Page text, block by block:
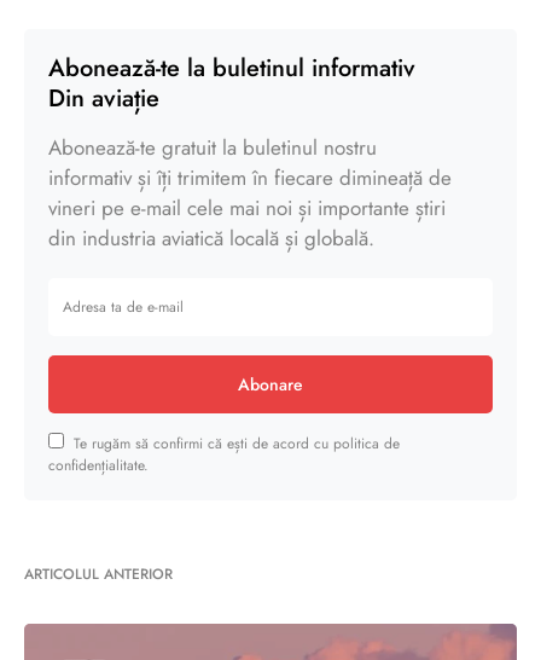
Abonează-te la buletinul informativ
Din aviație
Abonează-te gratuit la buletinul nostru
informativ și îți trimitem în fiecare dimineață de
vineri pe e-mail cele mai noi și importante știri
din industria aviatică locală și globală.
Abonare
Te rugăm să confirmi că ești de acord cu politica de
confidențialitate.
ARTICOLUL ANTERIOR